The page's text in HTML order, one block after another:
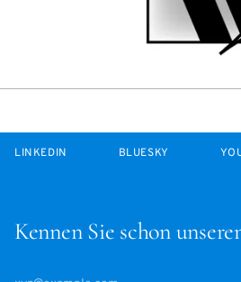
Kennen Sie schon
LINKEDIN BLUESKY